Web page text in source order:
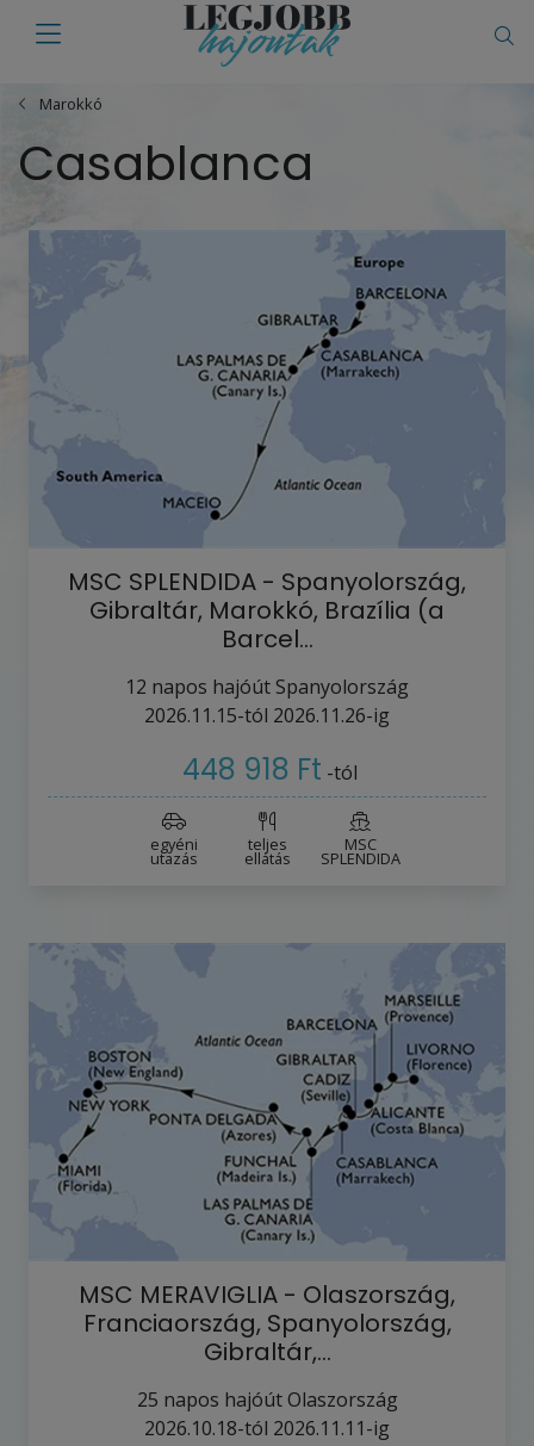
Marokkó
Casablanca
MSC SPLENDIDA - Spanyolország,
Gibraltár, Marokkó, Brazília (a
Barcel…
12 napos hajóút Spanyolország
2026.11.15-tól 2026.11.26-ig
448 918 Ft -tól
egyéni
utazás
teljes
ellátás
MSC
SPLENDIDA
MSC MERAVIGLIA - Olaszország,
Franciaország, Spanyolország,
Gibraltár,…
25 napos hajóútOlaszország
2026.10.18-tól 2026.11.11-ig